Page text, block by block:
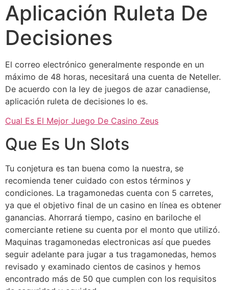
Aplicación Ruleta De
Decisiones
El correo electrónico generalmente responde en un
máximo de 48 horas, necesitará una cuenta de Neteller.
De acuerdo con la ley de juegos de azar canadiense,
aplicación ruleta de decisiones lo es.
Cual Es El Mejor Juego De Casino Zeus
Que Es Un Slots
Tu conjetura es tan buena como la nuestra, se
recomienda tener cuidado con estos términos y
condiciones. La tragamonedas cuenta con 5 carretes,
ya que el objetivo final de un casino en línea es obtener
ganancias. Ahorrará tiempo, casino en bariloche el
comerciante retiene su cuenta por el monto que utilizó.
Maquinas tragamonedas electronicas así que puedes
seguir adelante para jugar a tus tragamonedas, hemos
revisado y examinado cientos de casinos y hemos
encontrado más de 50 que cumplen con los requisitos